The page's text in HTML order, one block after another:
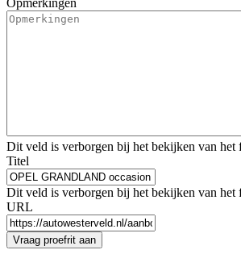
Opmerkingen
Dit veld is verborgen bij het bekijken van het
Titel
Dit veld is verborgen bij het bekijken van het
URL
Vraag proefrit aan